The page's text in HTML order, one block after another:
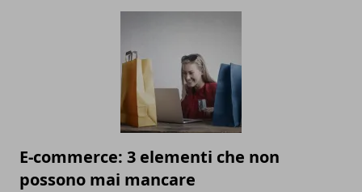
E-commerce: 3 elementi che non
possono mai mancare